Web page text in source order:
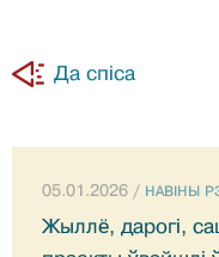
Да спіса
05.01.2026 / НАВIНЫ
Жыллё, дарогі,